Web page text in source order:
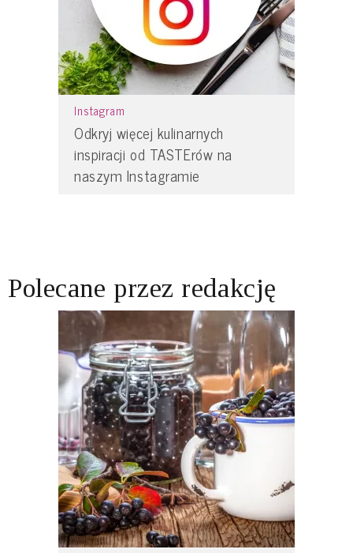
Instagram
Odkryj więcej kulinarnych
inspiracji od TASTErów na
naszym Instagramie
Polecane przez redakcję